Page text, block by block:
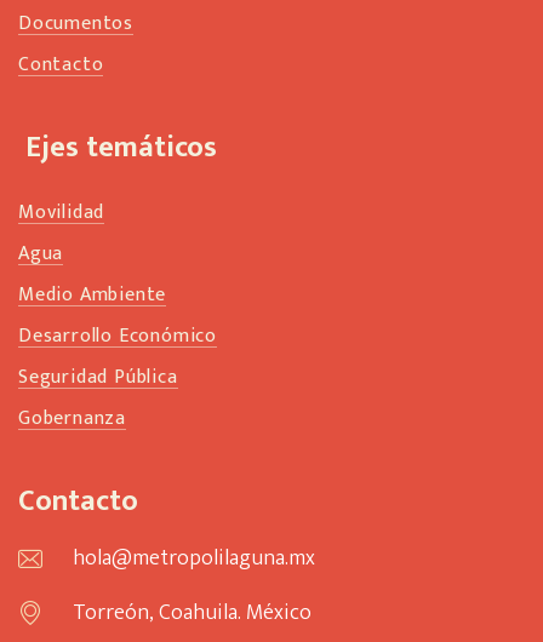
Documentos
Contacto
Ejes temáticos
Movilidad
Agua
Medio Ambiente
Desarrollo Económico
Seguridad Pública
Gobernanza
Contacto
hola@metropolilaguna.mx
Torreón, Coahuila. México